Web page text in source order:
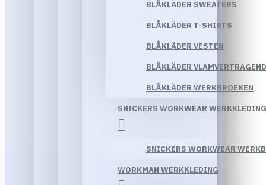
BLÅKLÄDER SWEATERS
BLÅKLÄDER T-SHIRTS
BLÅKLÄDER VESTEN
BLÅKLÄDER
BLÅKLÄDER WERKBROEKEN
SNICKERS WORKWEAR WERKKLEDING
SNICKERS WORKWEAR
WORKMAN WERKKLEDING